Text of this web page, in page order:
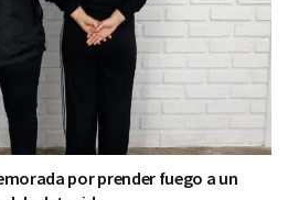
por prender fuego a un